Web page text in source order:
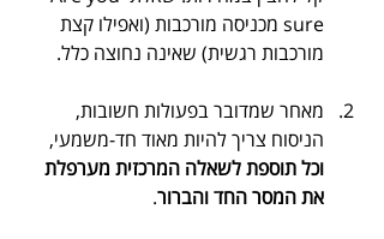
sure מכניסה מורכבות (ואפילו קצת
מורכבות רגשית) שאינה נחוצה כלל.
מאחר שמדובר בפעולות חשובות,
הניסוח צריך להיות מאוד חד-משמעי,
וכל תוספת לשאלה המרכזית מערפלת
את המסר החד והברור.